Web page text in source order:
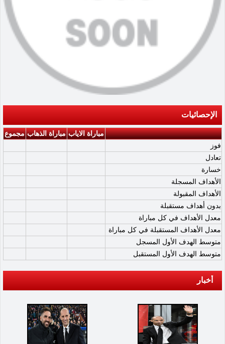
الإحصائيات
مباراة الاياب مباراة الذهاب مجموع
فوز
تعادل
خسارة
الأهداف المسجلة
الأهداف المقبولة
بدون أهداف مستقبلة
معدل الأهداف في كل مباراة
معدل الأهداف المستقبلة في كل مباراة
متوسط الهدف الأول المسجل
متوسط الهدف الأول المستقبل
أخبار